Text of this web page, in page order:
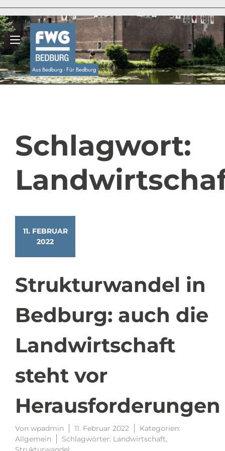
springen
Aus Bedburg - Für Bedburg
Navigation umschalten
Schlagwort:
11. FEBRUAR
2022
Strukturwandel in
Bedburg: auch die
Landwirtschaft
steht vor
Herausforderungen
Von wpadmin 11. Februar 2022
Kategorien:
Allgemein
Schlagwörter: Landwirtschaft,